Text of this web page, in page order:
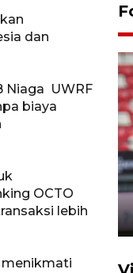
dan
Niaga UWRF
biaya
OCTO
lebih
menikmati